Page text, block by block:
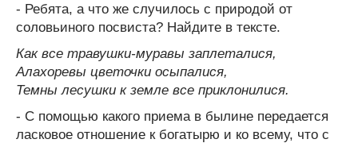
- Ребята, а что же случилось с природой от
соловьиного посвиста? Найдите в тексте.
Как все травушки-муравы заплеталися,
Алахоревы цветочки осыпалися,
Темны лесушки к земле все приклонилися.
- С помощью какого приема в былине передается
ласковое отношение к богатырю и ко всему, что с